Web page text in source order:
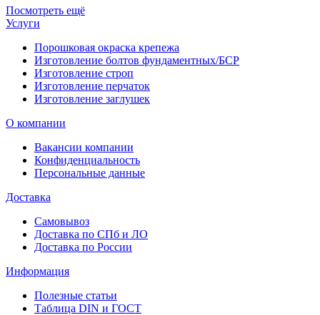
Посмотреть ещё
Услуги
Порошковая окраска крепежа
Изготовление болтов фундаментных/БСР
Изготовление строп
Изготовление перчаток
Изготовление заглушек
О компании
Вакансии компании
Конфиденциальность
Персональные данные
Доставка
Самовывоз
Доставка по СПб и ЛО
Доставка по России
Информация
Полезные статьи
Таблица DIN и ГОСТ